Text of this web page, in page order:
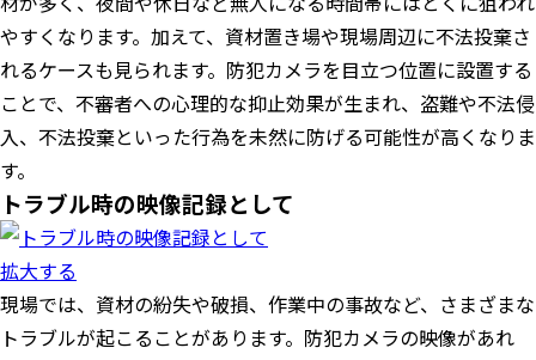
やすくなります。加えて、資材置き場や現場周辺に不法投棄さ
れるケースも見られます。防犯カメラを目立つ位置に設置する
ことで、不審者への心理的な抑止効果が生まれ、盗難や不法侵
入、不法投棄といった行為を未然に防げる可能性が高くなりま
す。
トラブル時の映像記録として
拡大する
現場では、資材の紛失や破損、作業中の事故など、さまざまな
トラブルが起こることがあります。防犯カメラの映像があれ